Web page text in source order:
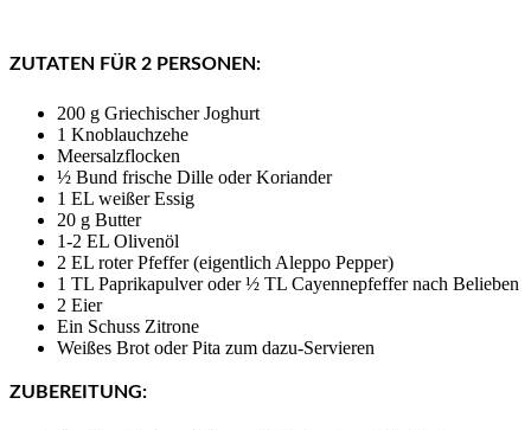
ZUTATEN FÜR 2 PERSONEN:
200 g Griechischer Joghurt
1 Knoblauchzehe
Meersalzflocken
½ Bund frische Dille oder Koriander
1 EL weißer Essig
20 g Butter
1-2 EL Olivenöl
2 EL roter Pfeffer (eigentlich Aleppo Pepper)
1 TL Paprikapulver oder ½ TL Cayennepfeffer nach Belieben
2 Eier
Ein Schuss Zitrone
Weißes Brot oder Pita zum dazu-Servieren
ZUBEREITUNG: